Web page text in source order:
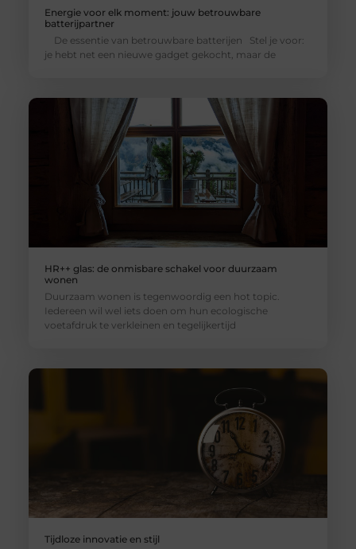
Energie voor elk moment: jouw betrouwbare
batterijpartner
De essentie van betrouwbare batterijen Stel je voor:
je hebt net een nieuwe gadget gekocht, maar de
HR++ glas: de onmisbare schakel voor duurzaam
wonen
Duurzaam wonen is tegenwoordig een hot topic.
Iedereen wil wel iets doen om hun ecologische
voetafdruk te verkleinen en tegelijkertijd
Tijdloze innovatie en stijl